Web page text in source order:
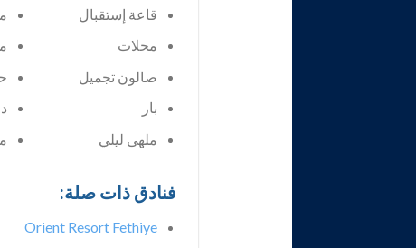
قاعة إستقبال
محلات
صالون تجميل
بار
ملهى ليلي
فنادق ذات صلة:
Orient Resort Fethiye